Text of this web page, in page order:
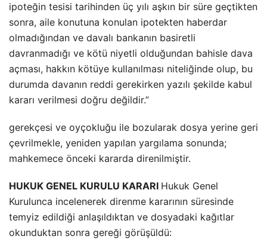
ipoteğin tesisi tarihinden üç yılı aşkın bir süre geçtikten
sonra, aile konutuna konulan ipotekten haberdar
olmadığından ve davalı bankanın basiretli
davranmadığı ve kötü niyetli olduğundan bahisle dava
açması, hakkın kötüye kullanılması niteliğinde olup, bu
durumda davanın reddi gerekirken yazılı şekilde kabul
kararı verilmesi doğru değildir.”
gerekçesi ve oyçokluğu ile bozularak dosya yerine geri
çevrilmekle, yeniden yapılan yargılama sonunda;
mahkemece önceki kararda direnilmiştir.
HUKUK GENEL KURULU KARARI Hukuk Genel
Kurulunca incelenerek direnme kararının süresinde
temyiz edildiği anlaşıldıktan ve dosyadaki kağıtlar
okunduktan sonra gereği görüşüldü: